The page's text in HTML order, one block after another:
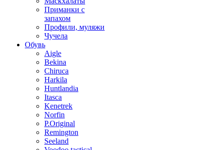
Приманки с
запахом
Профили, муляжи
Чучела
Обувь
Aigle
Bekina
Chiruсa
Harkila
Huntlandia
Itasca
Kenetrek
Norfin
P.Original
Remington
Seeland